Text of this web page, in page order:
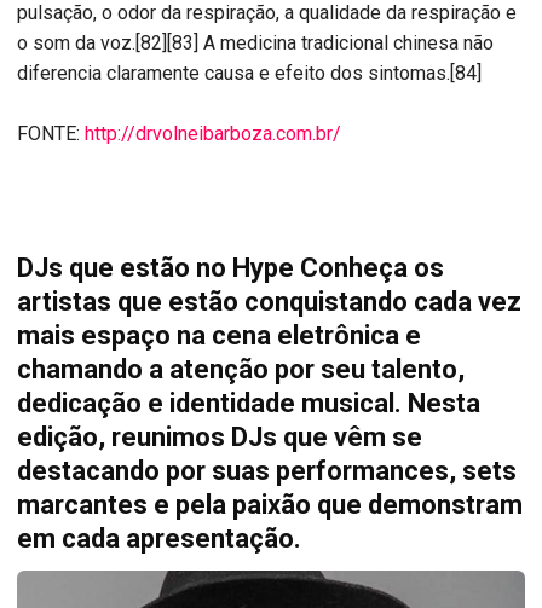
pulsação, o odor da respiração, a qualidade da respiração e
o som da voz.[82][83] A medicina tradicional chinesa não
diferencia claramente causa e efeito dos sintomas.[84]
FONTE: http://drvolneibarboza.com.br/
DJs que estão no Hype Conheça os
artistas que estão conquistando cada vez
mais espaço na cena eletrônica e
chamando a atenção por seu talento,
dedicação e identidade musical. Nesta
edição, reunimos DJs que vêm se
destacando por suas performances, sets
marcantes e pela paixão que demonstram
em cada apresentação.